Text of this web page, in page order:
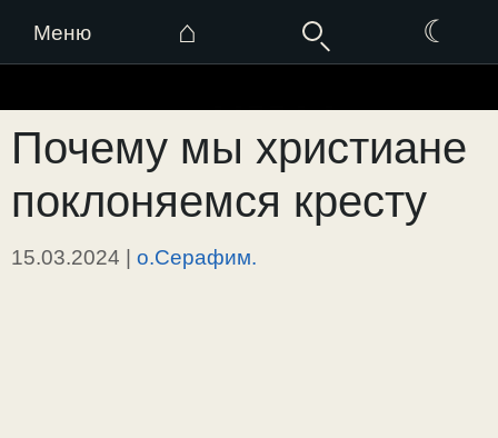
Меню ⌂ ☾
к
содержимому
Почему мы христиане
поклоняемся кресту
15.03.2024 | о.Серафим.